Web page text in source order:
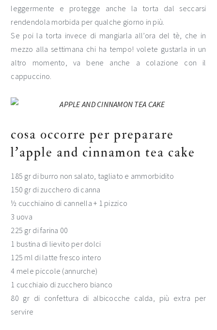
leggermente e protegge anche la torta dal seccarsi
rendendola morbida per qualche giorno in più.
Se poi la torta invece di mangiarla all’ora del tè, che in
mezzo alla settimana chi ha tempo! volete gustarla in un
altro momento, va bene anche a colazione con il
cappuccino.
cosa occorre per preparare
l’apple and cinnamon tea cake
185 gr di burro non salato, tagliato e ammorbidito
150 gr di zucchero di canna
½ cucchiaino di cannella + 1 pizzico
3 uova
225 gr di farina 00
1 bustina di lievito per dolci
125 ml di latte fresco intero
4 mele piccole (annurche)
1 cucchiaio di zucchero bianco
80 gr di confettura di albicocche calda, più extra per
servire